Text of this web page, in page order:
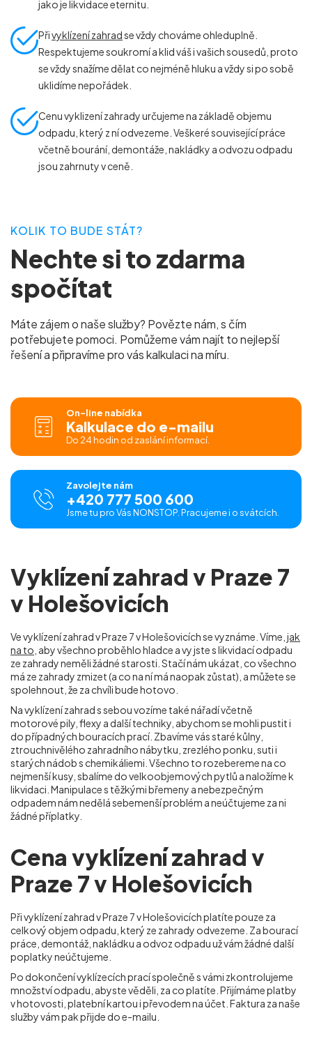
jako je likvidace eternitu.
Přivyklízení zahradse vždy chováme ohleduplně.
Respektujeme soukromí a klid váš i vašich sousedů, proto
se vždy snažíme dělat co nejméně hluku a vždy si po sobě
uklidíme nepořádek.
Cenu vyklizení zahrady určujeme na základě objemu
odpadu, který z ní odvezeme. Veškeré související práce
včetně bourání, demontáže, nakládky a odvozu odpadu
jsou zahrnuty v ceně.
KOLIK TO BUDE STÁT?
Nechte si to zdarma
spočítat
Máte zájem o naše služby? Povězte nám, s čím
potřebujete pomoci. Pomůžeme vám najít to nejlepší
řešení a připravíme pro vás kalkulaci na míru.
On-line nabídka
Kalkulace do e-mailu
Do 24 hodin od zaslání informací.
Zavolejte nám
+420 777 500 600
Jsme tu pro Vás NONSTOP. Pracujeme i o svátcích.
Vyklízení zahrad v Praze 7
v Holešovicích
Ve vyklízení zahrad v Praze 7 v Holešovicíchse vyznáme. Víme, jak
na to , aby všechno proběhlo hladce a vy jste s likvidací odpadu
ze zahrady neměli žádné starosti. Stačí nám ukázat, co všechno
má ze zahrady zmizet (a co na ní má naopak zůstat), a můžete se
spolehnout, že za chvíli bude hotovo.
Na vyklízení zahrad s sebou vozíme také nářadí včetně
motorové pily, flexy a další techniky, abychom se mohli pustit i
do případných bouracích prací. Zbavíme vás staré kůlny,
ztrouchnivělého zahradního nábytku, zrezlého ponku, suti i
starých nádob s chemikáliemi. Všechno to rozebereme na co
nejmenší kusy, sbalíme do velkoobjemových pytlů a naložíme k
likvidaci. Manipulace s těžkými břemeny a nebezpečným
odpadem nám nedělá sebemenší problém a neúčtujeme za ni
žádné příplatky.
Cena vyklízení zahrad v
Praze 7 v Holešovicích
Při vyklízení zahrad v Praze 7 v Holešovicíchplatíte pouze za
celkový objem odpadu, který ze zahrady odvezeme. Za bourací
práce, demontáž, nakládku a odvoz odpadu už vám žádné další
poplatky neúčtujeme.
Po dokončení vyklízecích prací společně s vámi zkontrolujeme
množství odpadu, abyste věděli, za co platíte. Přijímáme platby
v hotovosti, platební kartou i převodem na účet. Faktura za naše
služby vám pak přijde do e-mailu.